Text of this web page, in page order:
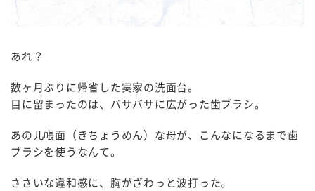
あれ？
数ヶ月ぶりに帰省した実家の洗面台。
目に留まったのは、バサバサに広がった歯ブラシ。
あの几帳面（きちょうめん）な母が、こんなになるまで歯
ブラシを使うなんて。
ささいな違和感に、胸がざわっと波打った。